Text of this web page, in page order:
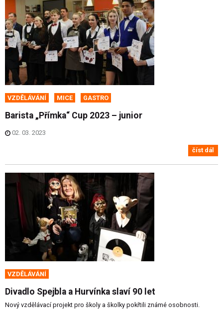
VZDĚLÁVÁNÍ MICE GASTRO
Barista „Přímka“ Cup 2023 – junior
02. 03. 2023
číst dál
VZDĚLÁVÁNÍ
Divadlo Spejbla a Hurvínka slaví 90 let
Nový vzdělávací projekt pro školy a školky pokřtili známé osobnosti.